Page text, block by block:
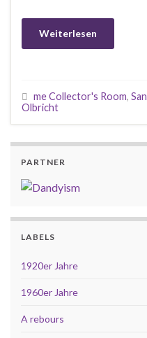
Weiterlesen
me Collector's Room,
Olbricht
PARTNER
LABELS
1920er Jahre
1960er Jahre
A rebours